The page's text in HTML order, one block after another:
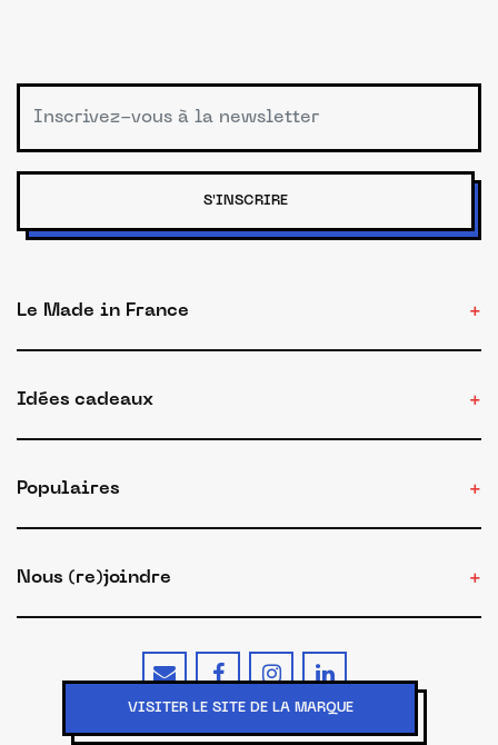
VISITER LE SITE DE LA MARQUE
S'INSCRIRE
Le Made in France
Idées cadeaux
Populaires
Nous (re)joindre